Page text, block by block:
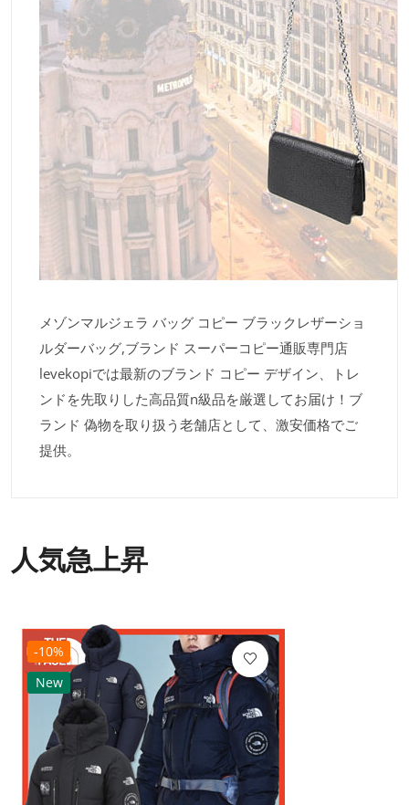
メゾンマルジェラ バッグ コピー ブラックレザーショ
ルダーバッグ,ブランド スーパーコピー通販専門店
levekopiでは最新のブランド コピー デザイン、トレ
ンドを先取りした高品質n級品を厳選してお届け！ブ
ランド 偽物を取り扱う老舗店として、激安価格でご
提供。
人気急上昇
-10%
New